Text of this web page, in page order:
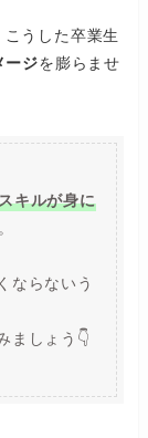
こうした卒業生
ージを膨らませ
キルが身に
ならないう
ましょう👇